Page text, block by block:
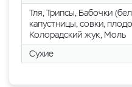
Тля, Трипсы, Бабочки
капустницы, совки,
Колорадский жук, Моль
Сухие